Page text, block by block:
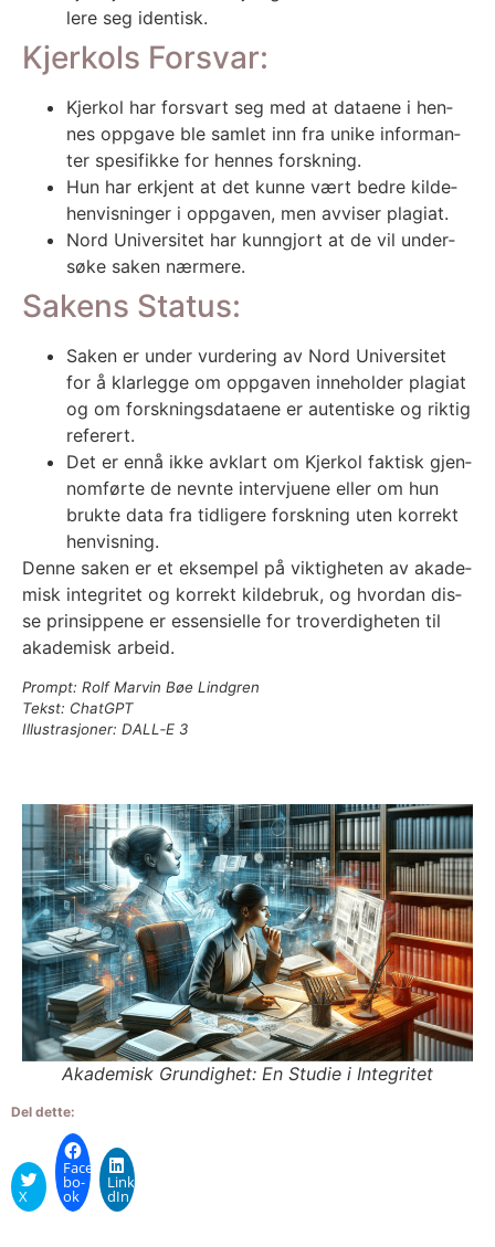
le­re seg iden­tisk.
Kjerkols Forsvar:
Kjer­kol har for­svart seg med at data­ene i hen­
nes opp­ga­ve ble sam­let inn fra uni­ke infor­man­
ter spe­si­fik­ke for hen­nes forsk­ning.
Hun har erkjent at det kun­ne vært bed­re kilde­
hen­vis­nin­ger i opp­ga­ven, men avvi­ser pla­giat.
Nord Uni­ver­si­tet har kunn­gjort at de vil under­
sø­ke saken nær­me­re.
Sakens Status:
Saken er under vur­de­ring av Nord Uni­ver­si­tet
for å klar­leg­ge om opp­ga­ven inne­hol­der pla­giat
og om forsk­nings­da­ta­ene er auten­tis­ke og rik­tig
refe­rert.
Det er ennå ikke avklart om Kjer­kol fak­tisk gjen­
nom­før­te de nevn­te inter­vju­ene eller om hun
bruk­te data fra tid­li­ge­re forsk­ning uten kor­rekt
hen­vis­ning.
Den­ne saken er et eksem­pel på vik­tig­he­ten av aka­de­
misk integri­tet og kor­rekt kilde­bruk, og hvor­dan dis­
se prin­sip­pe­ne er essen­si­el­le for tro­ver­dig­he­ten til
aka­de­misk arbeid.
Prompt: Rolf Mar­vin Bøe Lind­gren
Tekst: Cha­t­G­PT
Illust­ra­sjo­ner: DALL‑E 3
Aka­de­misk Grun­dig­het: En Stu­die i Integri­tet
Del dette:
X
Face­
bo­
ok
Linke­
dIn